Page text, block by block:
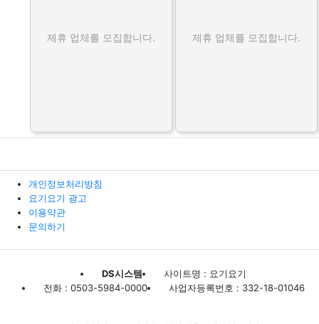
제휴 업체를 모집합니다. 제휴 업체를 모집합니다.
개인정보처리방침
요기요기 광고
이용약관
문의하기
DS시스템
사이트명 : 요기요기
전화 : 0503-5984-0000
사업자등록번호 : 332-18-01046